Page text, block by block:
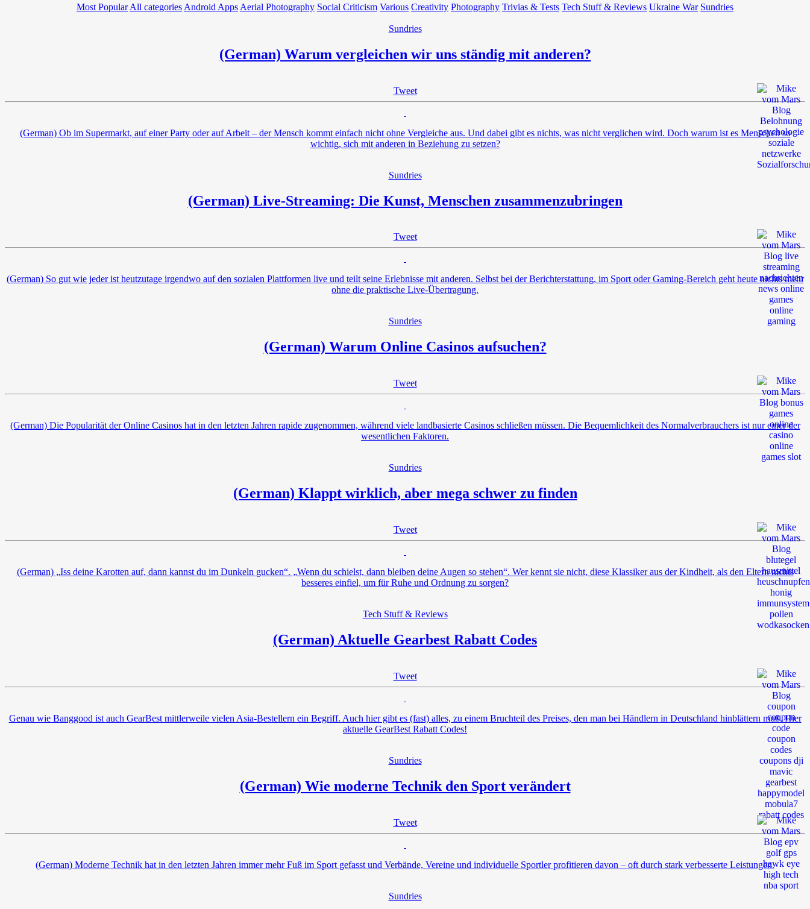
Most Popular All categories Android Apps Aerial Photography Social Criticism Various Creativity Photography Trivias & Tests Tech Stuff & Reviews Ukraine War Sundries
Sundries
(German) Warum vergleichen wir uns ständig mit anderen?
Tweet
(German) Ob im Supermarkt, auf einer Party oder auf Arbeit – der Mensch kommt einfach nicht ohne Vergleiche aus. Und dabei gibt es nichts, was nicht verglichen wird. Doch warum ist es Menschen so
wichtig, sich mit anderen in Beziehung zu setzen?
Sundries
(German) Live-Streaming: Die Kunst, Menschen zusammenzubringen
Tweet
(German) So gut wie jeder ist heutzutage irgendwo auf den sozialen Plattformen live und teilt seine Erlebnisse mit anderen. Selbst bei der Berichterstattung, im Sport oder Gaming-Bereich geht heute nichts mehr
ohne die praktische Live-Übertragung.
Sundries
(German) Warum Online Casinos aufsuchen?
Tweet
(German) Die Popularität der Online Casinos hat in den letzten Jahren rapide zugenommen, während viele landbasierte Casinos schließen müssen. Die Bequemlichkeit des Normalverbrauchers ist nur einer der
wesentlichen Faktoren.
Sundries
(German) Klappt wirklich, aber mega schwer zu finden
Tweet
(German) „Iss deine Karotten auf, dann kannst du im Dunkeln gucken“. „Wenn du schielst, dann bleiben deine Augen so stehen“. Wer kennt sie nicht, diese Klassiker aus der Kindheit, als den Eltern nichts
besseres einfiel, um für Ruhe und Ordnung zu sorgen?
Tech Stuff & Reviews
(German) Aktuelle Gearbest Rabatt Codes
Tweet
Genau wie Banggood ist auch GearBest mittlerweile vielen Asia-Bestellern ein Begriff. Auch hier gibt es (fast) alles, zu einem Bruchteil des Preises, den man bei Händlern in Deutschland hinblättern muß. Hier
aktuelle GearBest Rabatt Codes!
Sundries
(German) Wie moderne Technik den Sport verändert
Tweet
(German) Moderne Technik hat in den letzten Jahren immer mehr Fuß im Sport gefasst und Verbände, Vereine und individuelle Sportler profitieren davon – oft durch stark verbesserte Leistungen.
Sundries